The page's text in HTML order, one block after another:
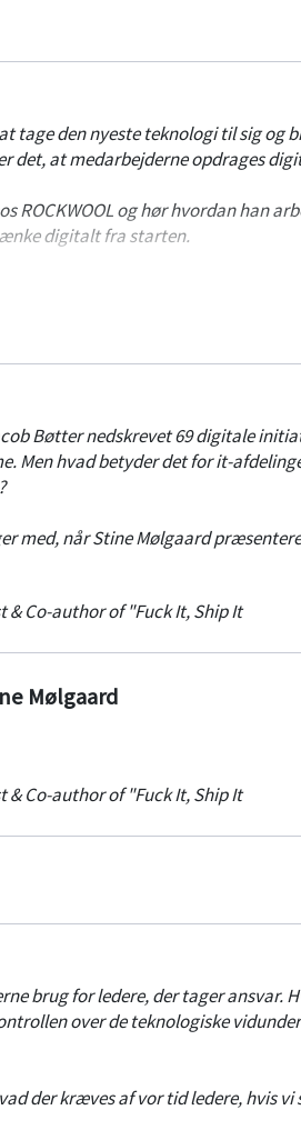
tage den nyeste teknologi til sig og
det, at medarbejderne opdrages
ROCKWOOL og hør hvordan han
digitalt fra starten.
fra forskellige industrier og
Bøtter nedskrevet 69 digitale
Men hvad betyder det for it-
med, når Stine Mølgaard
Co-author of "Fuck It, Ship It
Mølgaard
Co-author of "Fuck It, Ship It
brug for ledere, der tager ansvar.
over de teknologiske
der kræves af vor tid ledere, hvis vi